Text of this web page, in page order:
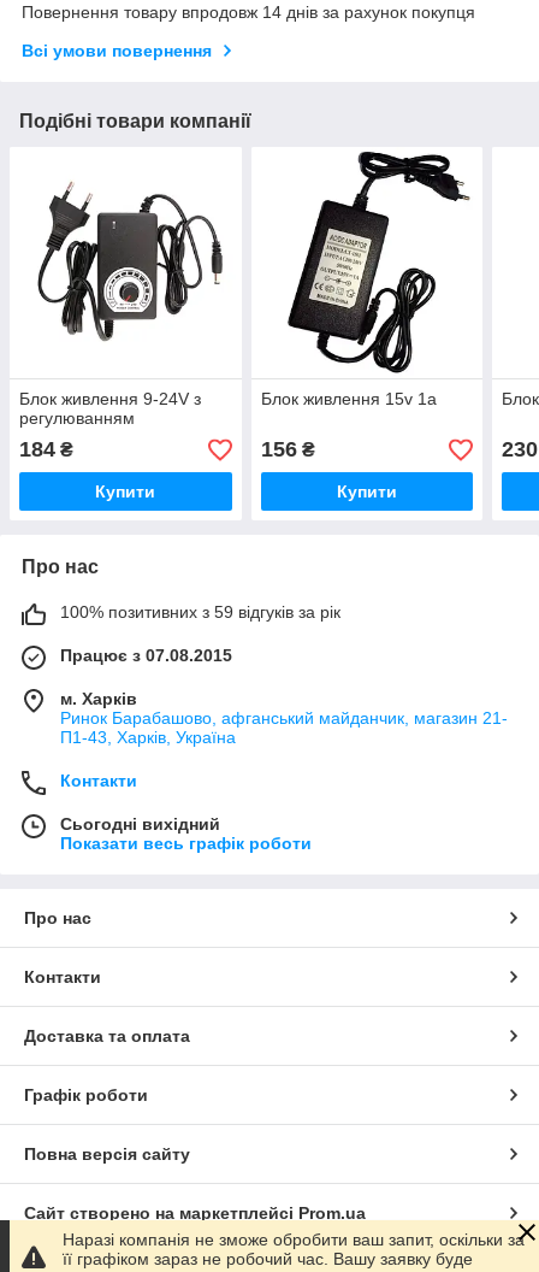
Повернення товару впродовж 14 днів за рахунок покупця
Всі умови повернення
Подібні товари компанії
Блок живлення 9-24V з
регулюванням
184 ₴
Купити
Блок живлення 15v 1a
156₴
Купити
230
Про нас
100% позитивних з 59 відгуків за рік
Працює з 07.08.2015
м. Харків
Ринок Барабашово, афганський майданчик, магазин 21-
П1-43, Харків, Україна
Контакти
Сьогодні вихідний
Показати весь графік роботи
Про нас
Контакти
Доставка та оплата
Графік роботи
Повна версія сайту
Сайт створено на маркетплейсі Prom.ua
Наразі компанія не зможе обробити ваш запит, оскільки за
її графіком зараз не робочий час. Вашу заявку буде